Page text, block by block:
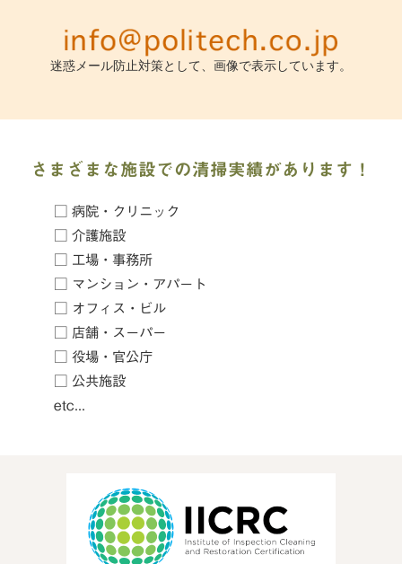
迷惑メール防止対策として、画像で表示しています。
さまざまな施設での清掃実績があります！
□ 病院・クリニック
□ 介護施設
□ 工場・事務所
□ マンション・アパート
□ オフィス・ビル
□ 店舗・スーパー
□ 役場・官公庁
□ 公共施設
etc...